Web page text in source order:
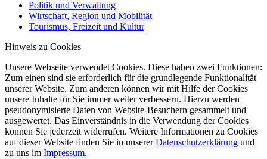
Politik und Verwaltung
Wirtschaft, Region und Mobilität
Tourismus, Freizeit und Kultur
Hinweis zu Cookies
Unsere Webseite verwendet Cookies. Diese haben zwei Funktionen:
Zum einen sind sie erforderlich für die grundlegende Funktionalität
unserer Website. Zum anderen können wir mit Hilfe der Cookies
unsere Inhalte für Sie immer weiter verbessern. Hierzu werden
pseudonymisierte Daten von Website-Besuchern gesammelt und
ausgewertet. Das Einverständnis in die Verwendung der Cookies
können Sie jederzeit widerrufen. Weitere Informationen zu Cookies
auf dieser Website finden Sie in unsererDatenschutzerklärung und
zu uns im Impressum.